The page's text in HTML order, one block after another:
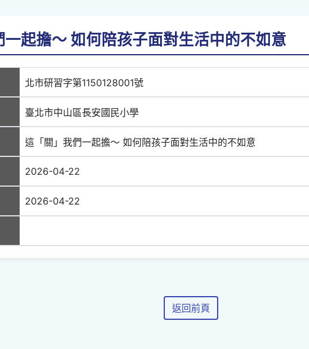
一起擔～ 如何陪孩子面對生活中的不如意
北市研習字第1150128001號
臺北市中山區長安國民小學
這「關」我們一起擔～ 如何陪孩子面對生活中的不如意
2026-04-22
2026-04-22
返回前頁